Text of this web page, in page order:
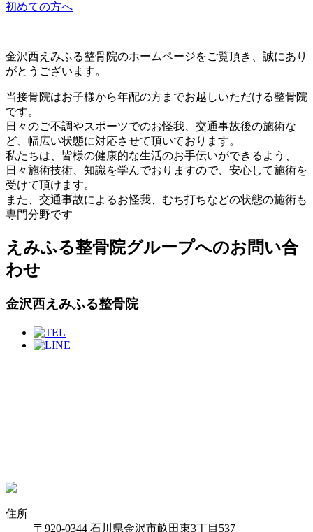
初めての方へ
金沢西えみふる整骨院のホームページをご覧頂き、誠にあり
がとうございます。
当接骨院はお子様から年配の方までお越しいただける整骨院
です。
日々のご不調やスポーツでのお怪我、交通事故後の施術な
ど、幅広い状態に対応させて頂いております。
私たちは、皆様の健康的な生活のお手伝いができるよう、
日々施術技術、知識を学んでおりますので、安心して施術を
受けて頂けます。
また、交通事故によるお怪我、むち打ちなどの状態の施術も
専門分野です
えみふる整骨院グループへのお問い合
わせ
金沢西えみふる整骨院
住所
〒920-0344 石川県金沢市畝田東3丁目537